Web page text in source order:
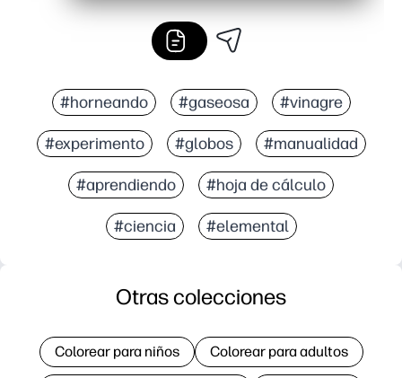
#horneando #gaseosa #vinagre
#experimento #globos #manualidad
#aprendiendo #hoja de cálculo
#ciencia #elemental
Otras colecciones
Colorear para niños Colorear para adultos